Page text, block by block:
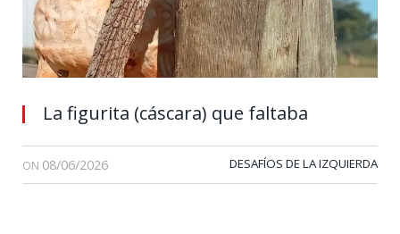
La figurita (cáscara) que faltaba
ON 08/06/2026 DESAFÍOS DE LA IZQUIERDA